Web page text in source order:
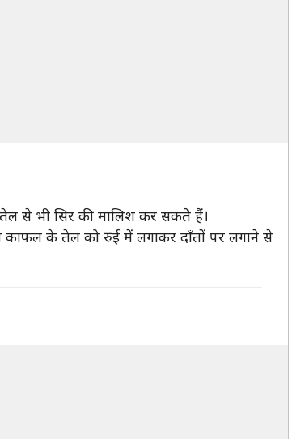
से भी सिर की मालिश कर सकते हैं।
काफल के तेल को रुई में लगाकर दाँतों पर लगाने से